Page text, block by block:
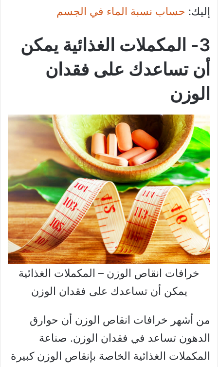
إليك: حساب نسبة الماء في الجسم
3- المكملات الغذائية يمكن
أن تساعدك على فقدان
الوزن
خرافات انقاص الوزن – المكملات الغذائية
يمكن أن تساعدك على فقدان الوزن
من أشهر خرافات انقاص الوزن أن حوارق
الدهون تساعد في فقدان الوزن. صناعة
المكملات الغذائية الخاصة بإنقاص الوزن كبيرة